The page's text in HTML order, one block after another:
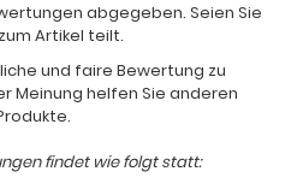
abgegeben. Seien Sie
Artikel teilt.
und faire Bewertung zu
Meinung helfen Sie anderen
findet wie folgt statt: